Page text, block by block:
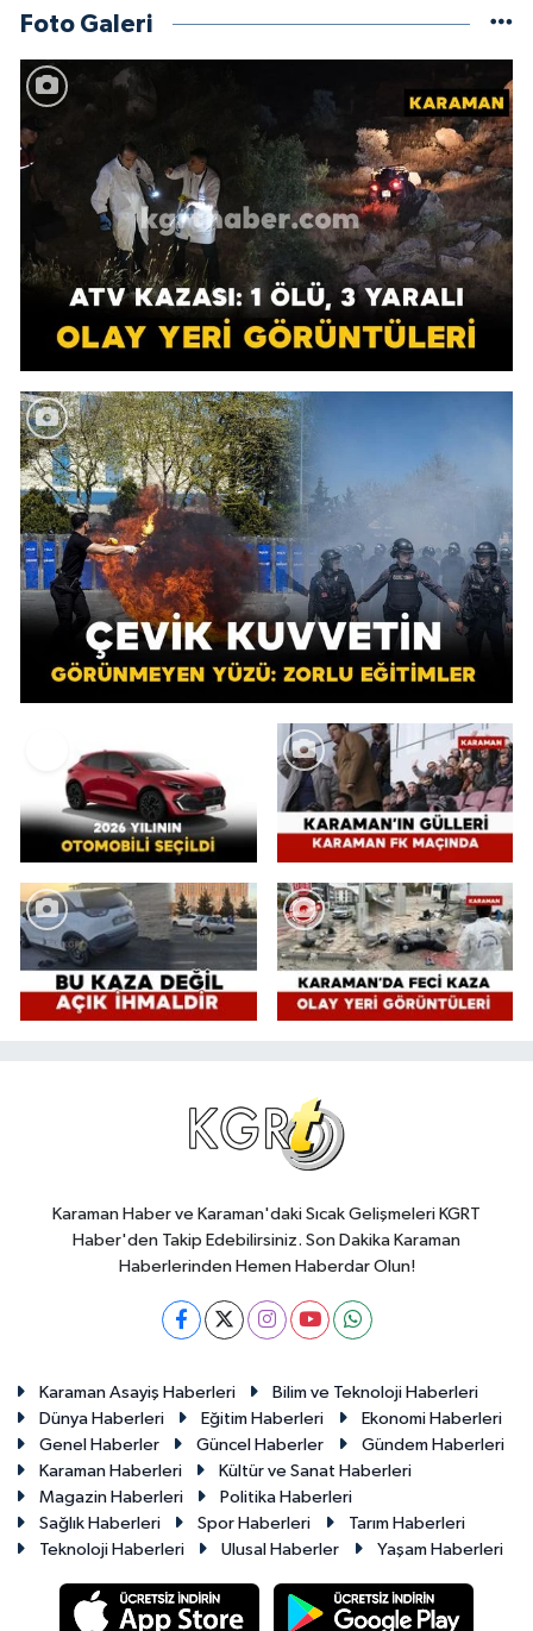
Foto Galeri
Karaman Haber ve Karaman'daki Sıcak Gelişmeleri KGRT
Haber'den Takip Edebilirsiniz. Son Dakika Karaman
Haberlerinden Hemen Haberdar Olun!
Karaman Asayiş Haberleri
Bilim ve Teknoloji Haberleri
Dünya Haberleri
Eğitim Haberleri
Ekonomi Haberleri
Genel Haberler
Güncel Haberler
Gündem Haberleri
Karaman Haberleri
Kültür ve Sanat Haberleri
Magazin Haberleri
Politika Haberleri
Sağlık Haberleri
Spor Haberleri
Tarım Haberleri
Teknoloji Haberleri
Ulusal Haberler Yaşam Haberleri